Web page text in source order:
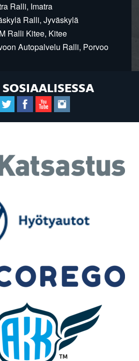
Ralli, Imatra
Ralli, Jyväskylä
Ralli Kitee, Kitee
Autopalvelu Ralli, Porvoo